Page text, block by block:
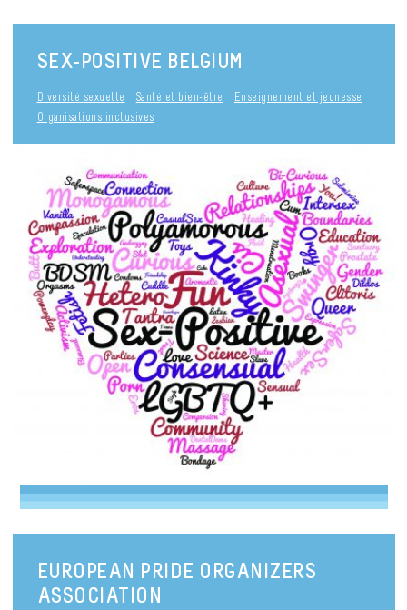
SEX-POSITIVE BELGIUM
Diversité sexuelle Santé et bien-être
Enseignement et jeunesse
Organisations inclusives
EUROPEAN PRIDE ORGANIZERS
ASSOCIATION